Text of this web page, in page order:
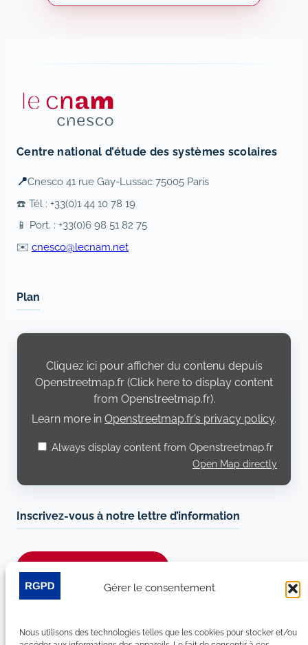
Gérer le consentement
Nous utilisons des technologies telles que les cookies pour stocker et/ou
Centre national d’étude des systèmes scolaires
📍Cnesco 41 rue Gay-Lussac 75005 Paris
☎️ Tél : +33(0)1 44 10 78 19
📱 Port. : +33(0)6 98 51 82 75
✉️ cnesco@lecnam.net
Plan
Display
Openstreetmap.fr
Cliquez ici pour afficher du contenu depuis
Openstreetmap.fr (Click here to display content
from Openstreetmap.fr).
Learn more in Openstreetmap.fr’s privacy policy.
Always display content from Openstreetmap.fr
Open Map directly
Inscrivez-vous à notre lettre d’information